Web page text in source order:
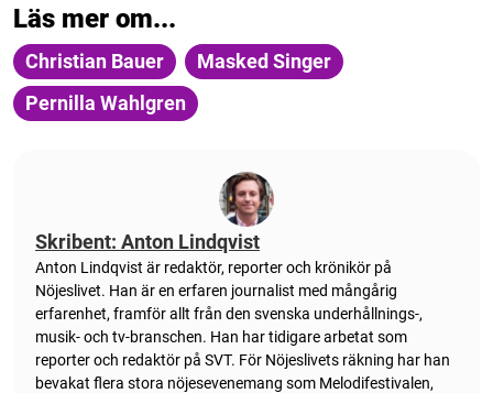
Läs mer om...
Christian Bauer
Masked Singer
Pernilla Wahlgren
Skribent: Anton Lindqvist
Anton Lindqvist är redaktör, reporter och krönikör på
Nöjeslivet. Han är en erfaren journalist med mångårig
erfarenhet, framför allt från den svenska underhållnings-,
musik- och tv-branschen. Han har tidigare arbetat som
reporter och redaktör på SVT. För Nöjeslivets räkning har han
bevakat flera stora nöjesevenemang som Melodifestivalen,